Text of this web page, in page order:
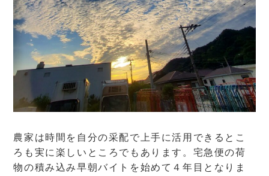
農家は時間を自分の采配で上手に活用できるとこ
ろも実に楽しいところでもあります。宅急便の荷
物の積み込み早朝バイトを始めて４年目となりま